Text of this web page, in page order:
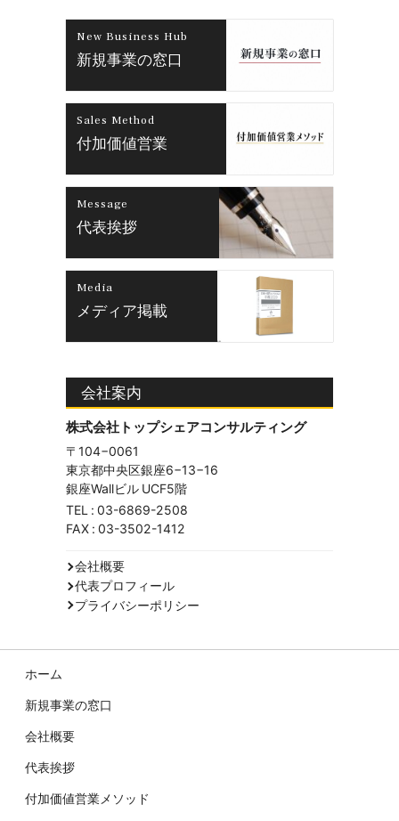
New Business Hub
新規事業の窓口
Sales Method
付加価値営業
Message
代表挨拶
Media
メディア掲載
会社案内
株式会社トップシェアコンサルティング
〒104−0061
東京都中央区銀座6−13−16
銀座Wallビル UCF5階
TEL : 03-6869-2508
FAX : 03-3502-1412
会社概要
代表プロフィール
プライバシーポリシー
ホーム
新規事業の窓口
会社概要
代表挨拶
付加価値営業メソッド